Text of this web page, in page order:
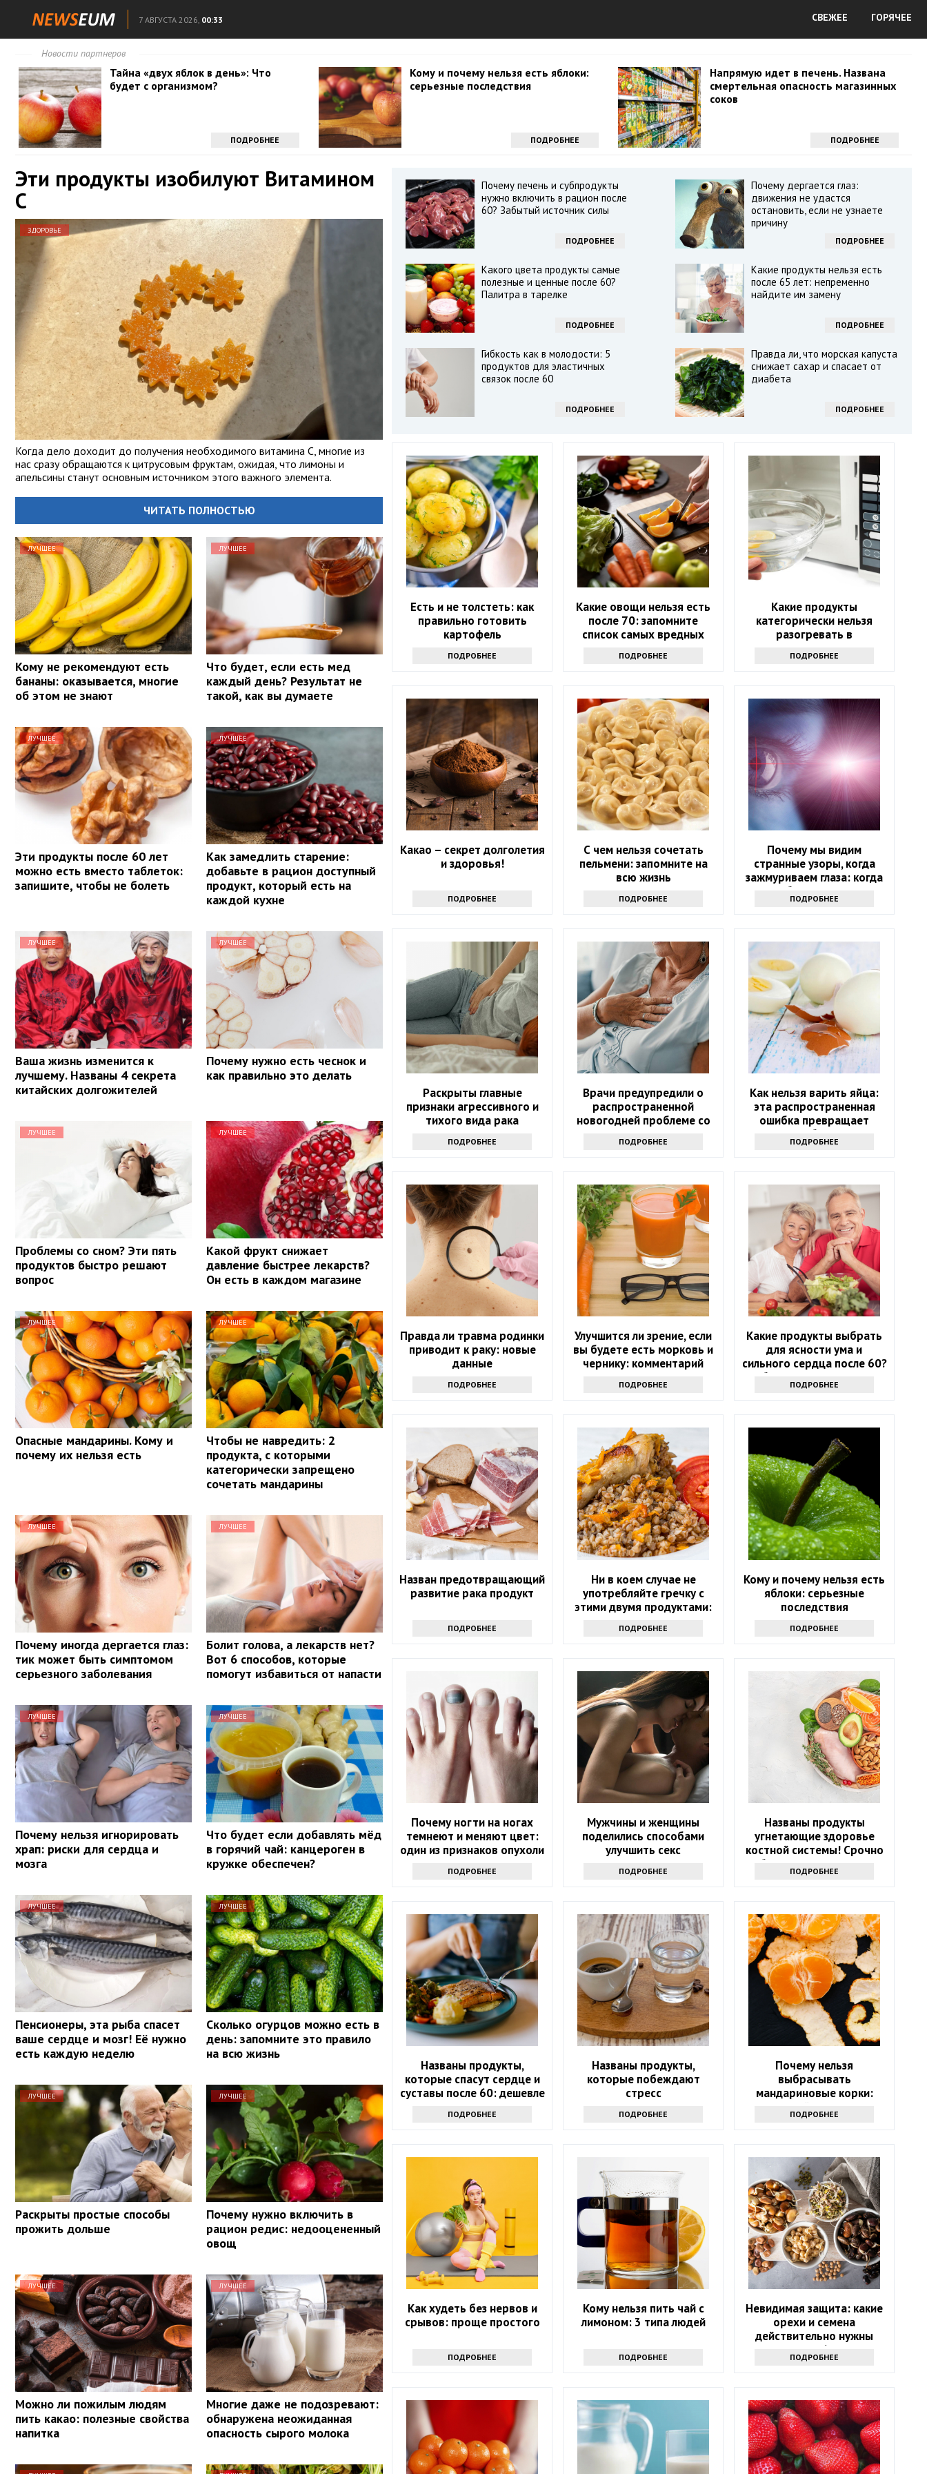
7 АВГУСТА 2026, 00:33 СВЕЖЕЕ ГОРЯЧЕЕ
Новости партнеров
Тайна «двух яблок в день»: Что
будет с организмом?
ПОДРОБНЕЕ
Кому и почему нельзя есть яблоки:
серьезные последствия
ПОДРОБНЕЕ
Напрямую идет в печень. Названа
смертельная опасность магазинных
соков
ПОДРОБНЕЕ
Эти продукты изобилуют Витамином
С
ЗДОРОВЬЕ
Когда дело доходит до получения необходимого витамина С, многие из
нас сразу обращаются к цитрусовым фруктам, ожидая, что лимоны и
апельсины станут основным источником этого важного элемента.
ЧИТАТЬ ПОЛНОСТЬЮ
ЛУЧШЕЕ
Кому не рекомендуют есть
бананы: оказывается, многие
об этом не знают
ЛУЧШЕЕ
Что будет, если есть мед
каждый день? Результат не
такой, как вы думаете
ЛУЧШЕЕ
Эти продукты после 60 лет
можно есть вместо таблеток:
запишите, чтобы не болеть
ЛУЧШЕЕ
Как замедлить старение:
добавьте в рацион доступный
продукт, который есть на
каждой кухне
ЛУЧШЕЕ
Ваша жизнь изменится к
лучшему. Названы 4 секрета
китайских долгожителей
ЛУЧШЕЕ
Почему нужно есть чеснок и
как правильно это делать
ЛУЧШЕЕ
Проблемы со сном? Эти пять
продуктов быстро решают
вопрос
ЛУЧШЕЕ
Какой фрукт снижает
давление быстрее лекарств?
Он есть в каждом магазине
ЛУЧШЕЕ
Опасные мандарины. Кому и
почему их нельзя есть
ЛУЧШЕЕ
Чтобы не навредить: 2
продукта, с которыми
категорически запрещено
сочетать мандарины
ЛУЧШЕЕ
Почему иногда дергается глаз:
тик может быть симптомом
серьезного заболевания
ЛУЧШЕЕ
Болит голова, а лекарств нет?
Вот 6 способов, которые
помогут избавиться от напасти
ЛУЧШЕЕ
Почему нельзя игнорировать
храп: риски для сердца и
мозга
ЛУЧШЕЕ
Что будет если добавлять мёд
в горячий чай: канцероген в
кружке обеспечен?
ЛУЧШЕЕ
Пенсионеры, эта рыба спасет
ваше сердце и мозг! Её нужно
есть каждую неделю
ЛУЧШЕЕ
Сколько огурцов можно есть в
день: запомните это правило
на всю жизнь
ЛУЧШЕЕ
Раскрыты простые способы
прожить дольше
ЛУЧШЕЕ
Почему нужно включить в
рацион редис: недооцененный
овощ
ЛУЧШЕЕ
Можно ли пожилым людям
пить какао: полезные свойства
напитка
ЛУЧШЕЕ
Многие даже не подозревают:
обнаружена неожиданная
опасность сырого молока
Почему печень и субпродукты
нужно включить в рацион после
60? Забытый источник силы
ПОДРОБНЕЕ
Почему дергается глаз:
движения не удастся
остановить, если не узнаете
причину
ПОДРОБНЕЕ
Какого цвета продукты самые
полезные и ценные после 60?
Палитра в тарелке
ПОДРОБНЕЕ
Какие продукты нельзя есть
после 65 лет: непременно
найдите им замену
ПОДРОБНЕЕ
Гибкость как в молодости: 5
продуктов для эластичных
связок после 60
ПОДРОБНЕЕ
Правда ли, что морская капуста
снижает сахар и спасает от
диабета
ПОДРОБНЕЕ
Есть и не толстеть: как
правильно готовить
картофель
ПОДРОБНЕЕ
Какие овощи нельзя есть
после 70: запомните
список самых вредных
ПОДРОБНЕЕ
Какие продукты
категорически нельзя
разогревать в
советы экспертов
ПОДРОБНЕЕ
Какао – секрет долголетия
и здоровья!
ПОДРОБНЕЕ
С чем нельзя сочетать
пельмени: запомните на
всю жизнь
ПОДРОБНЕЕ
Почему мы видим
странные узоры, когда
зажмуриваем глаза: когда
стоит обратиться к врачу
ПОДРОБНЕЕ
Раскрыты главные
признаки агрессивного и
тихого вида рака
ПОДРОБНЕЕ
Врачи предупредили о
распространенной
новогодней проблеме со
ПОДРОБНЕЕ
Как нельзя варить яйца:
эта распространенная
ошибка превращает
полезное блюдо в яд
ПОДРОБНЕЕ
Правда ли травма родинки
приводит к раку: новые
данные
ПОДРОБНЕЕ
Улучшится ли зрение, если
вы будете есть морковь и
чернику: комментарий
ПОДРОБНЕЕ
Какие продукты выбрать
для ясности ума и
сильного сердца после 60?
Обратите внимание на
этот список
ПОДРОБНЕЕ
Назван предотвращающий
развитие рака продукт
ПОДРОБНЕЕ
Ни в коем случае не
употребляйте гречку с
этими двумя продуктами:
последствия
ПОДРОБНЕЕ
Кому и почему нельзя есть
яблоки: серьезные
последствия
ПОДРОБНЕЕ
Почему ногти на ногах
темнеют и меняют цвет:
один из признаков опухоли
ПОДРОБНЕЕ
Мужчины и женщины
поделились способами
улучшить секс
ПОДРОБНЕЕ
Названы продукты
угнетающие здоровье
костной системы! Срочно
уберите их из рациона
ПОДРОБНЕЕ
Названы продукты,
которые спасут сердце и
суставы после 60: дешевле
ПОДРОБНЕЕ
Названы продукты,
которые побеждают
стресс
ПОДРОБНЕЕ
Почему нельзя
выбрасывать
мандариновые корки:
лучше залейте их уксусом
ПОДРОБНЕЕ
Как худеть без нервов и
срывов: проще простого
ПОДРОБНЕЕ
Кому нельзя пить чай с
лимоном: 3 типа людей
ПОДРОБНЕЕ
Невидимая защита: какие
орехи и семена
действительно нужны
после 60?
ПОДРОБНЕЕ